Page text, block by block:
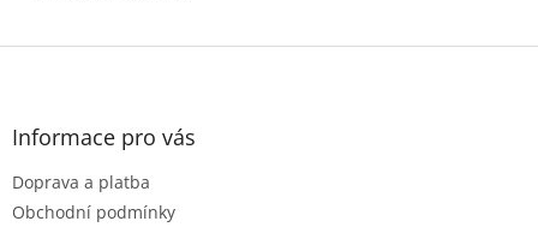
Z
Informace pro vás
Doprava a platba
Obchodní podmínky